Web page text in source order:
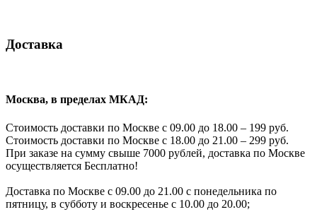
Доставка
Москва, в пределах МКАД:
Стоимость доставки по Москве с 09.00 до 18.00 – 199 руб.
Стоимость доставки по Москве с 18.00 до 21.00 – 299 руб.
При заказе на сумму свыше 7000 рублей, доставка по Москве
осуществляется Бесплатно!
Доставка по Москве с 09.00 до 21.00 с понедельника по
пятницу, в субботу и воскресенье с 10.00 до 20.00;